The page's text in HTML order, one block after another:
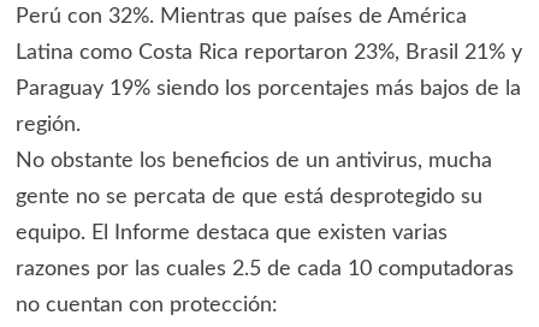
Perú con 32%. Mientras que países de América
Latina como Costa Rica reportaron 23%, Brasil 21% y
Paraguay 19% siendo los porcentajes más bajos de la
región.
No obstante los beneficios de un antivirus, mucha
gente no se percata de que está desprotegido su
equipo. El Informe destaca que existen varias
razones por las cuales 2.5 de cada 10 computadoras
no cuentan con protección: